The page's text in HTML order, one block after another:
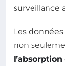
surveillance
Les
non
l’absorption